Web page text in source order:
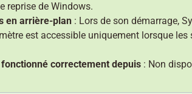
reprise de Windows.
en arrière-plan : Lors de son démarrage,
est accessible uniquement lorsque
correctement depuis : Non